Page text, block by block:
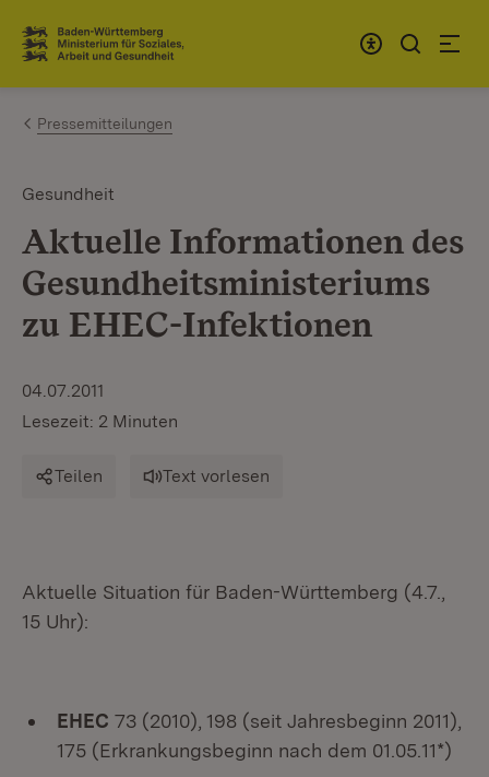
Zum Inhalt springen
Link zur Startseite
Pressemitteilungen
Gesundheit
Aktuelle Informationen des
Gesundheitsministeriums
zu EHEC-Infektionen
04.07.2011
Lesezeit: 2 Minuten
Teilen Text vorlesen
Aktuelle Situation für Baden-Württemberg (4.7.,
15 Uhr):
EHEC 73 (2010), 198 (seit Jahresbeginn 2011),
175 (Erkrankungsbeginn nach dem 01.05.11*)